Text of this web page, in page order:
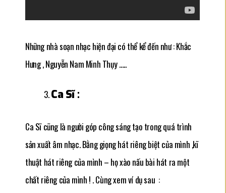
Những nhà soạn nhạc hiện đại có thể kể đến như : Khắc
Hưng , Nguyễn Nam Minh Thụy …..
Ca Sĩ :
Ca Sĩ cũng là người góp công sáng tạo trong quá trình
sản xuất âm nhạc. Bằng giọng hát riêng biệt của mình ,kĩ
thuật hát riêng của mình – họ xào nấu bài hát ra một
chất riêng của mình ! . Cùng xem ví dụ sau :